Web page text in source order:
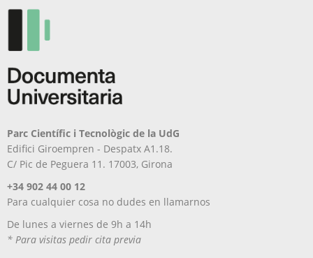
de
producto
Parc Científic i Tecnològic de la UdG
Edifici Giroempren - Despatx A1.18.
C/ Pic de Peguera 11. 17003, Girona
+34 902 44 00 12
Para cualquier cosa no dudes en llamarnos
De lunes a viernes de 9h a 14h
* Para visitas pedir cita previa